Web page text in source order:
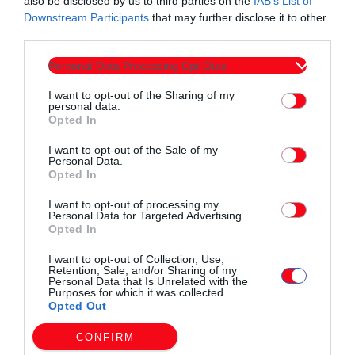
Downstream Participants that may further disclose it to other
Personal Data Processing Opt Outs
I want to opt-out of the Sharing of my
personal data.
Opted In
I want to opt-out of the Sale of my
Personal Data.
Opted In
I want to opt-out of processing my
Personal Data for Targeted Advertising.
Opted In
I want to opt-out of Collection, Use,
Retention, Sale, and/or Sharing of my
Personal Data that Is Unrelated with the
Purposes for which it was collected.
Opted Out
CONFIRM
ΑΠΑΝΤΗΣΗ ΑΣΤΥΝΟΜΙΚΟΙ Ερώτηση ενίσχυση Δ.Α. Ροδόπης
Συντάχθηκε από:ERKO
email
Σχετικά άρθρα